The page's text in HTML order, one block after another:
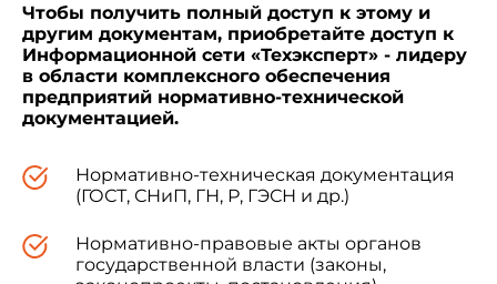
Чтобы получить полный доступ к этому и
другим документам, приобретайте доступ к
Информационной сети «Техэксперт» - лидеру
в области комплексного обеспечения
предприятий нормативно-технической
документацией.
Нормативно-техническая документация
(ГОСТ, СНиП, ГН, Р, ГЭСН и др.)
Нормативно-правовые акты органов
государственной власти (законы,